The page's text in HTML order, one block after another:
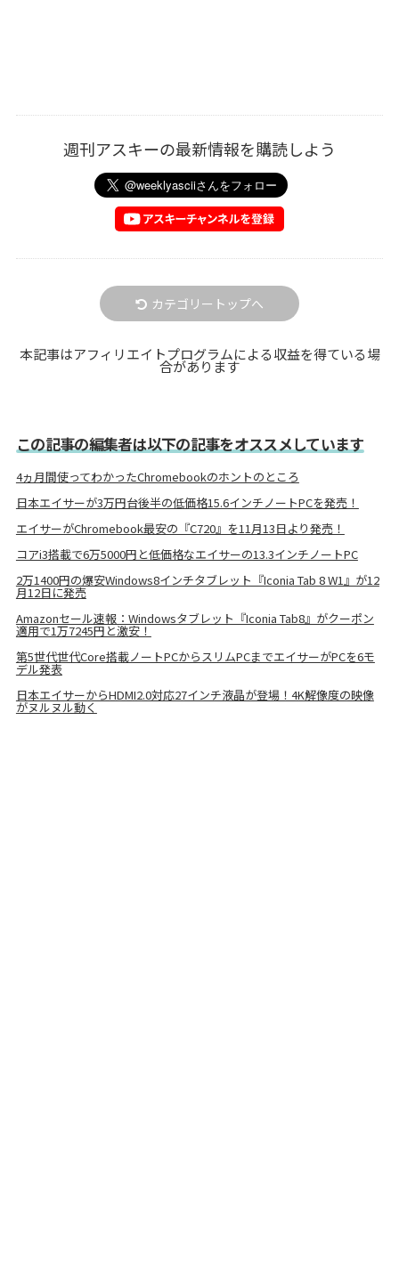
週刊アスキーの最新情報を購読しよう
カテゴリートップへ
本記事はアフィリエイトプログラムによる収益を得ている場
合があります
この記事の編集者は以下の記事をオススメしています
4ヵ月間使ってわかったChromebookのホントのところ
日本エイサーが3万円台後半の低価格15.6インチノートPCを発売！
エイサーがChromebook最安の『C720』を11月13日より発売！
コアi3搭載で6万5000円と低価格なエイサーの13.3インチノートPC
2万1400円の爆安Windows8インチタブレット『Iconia Tab 8 W1』が12
月12日に発売
Amazonセール速報：Windowsタブレット『Iconia Tab8』がクーポン
適用で1万7245円と激安！
第5世代世代Core搭載ノートPCからスリムPCまでエイサーがPCを6モ
デル発表
日本エイサーからHDMI2.0対応27インチ液晶が登場！4K解像度の映像
がヌルヌル動く